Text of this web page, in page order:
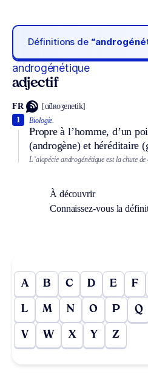
Définitions de
androgénétique
adjectif
FR [ɑ̃dʀoʒenetik]
Biologie.
Propre à l’homme, d’un
(androgène) et héréditaire
1
L’alopécie androgénétique est la chute de
À découvrir
Connaissez-vous la
A B C D E F
L M N O P Q
V W X Y Z